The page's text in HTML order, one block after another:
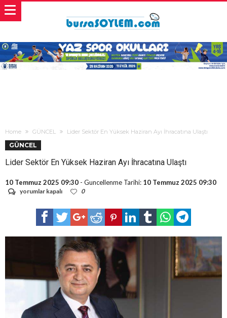
Home GÜNCEL Lider Sektör En Yüksek Haziran Ayı İhracatına Ulaştı
GÜNCEL
Lider Sektör En Yüksek Haziran Ayı İhracatına Ulaştı
10 Temmuz 2025 09:30 - Guncellenme Tarihi: 10 Temmuz 2025 09:30
Lider
yorumlar kapalı 0